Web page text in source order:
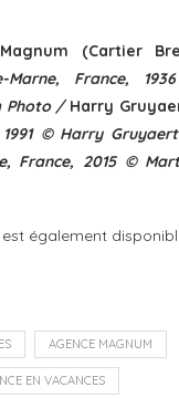
(Cartier
Marne, France,
Photo / Harry
1991 © Harry
France, 2015 ©
également
AGENCE MAGNUM
EN VACANCES